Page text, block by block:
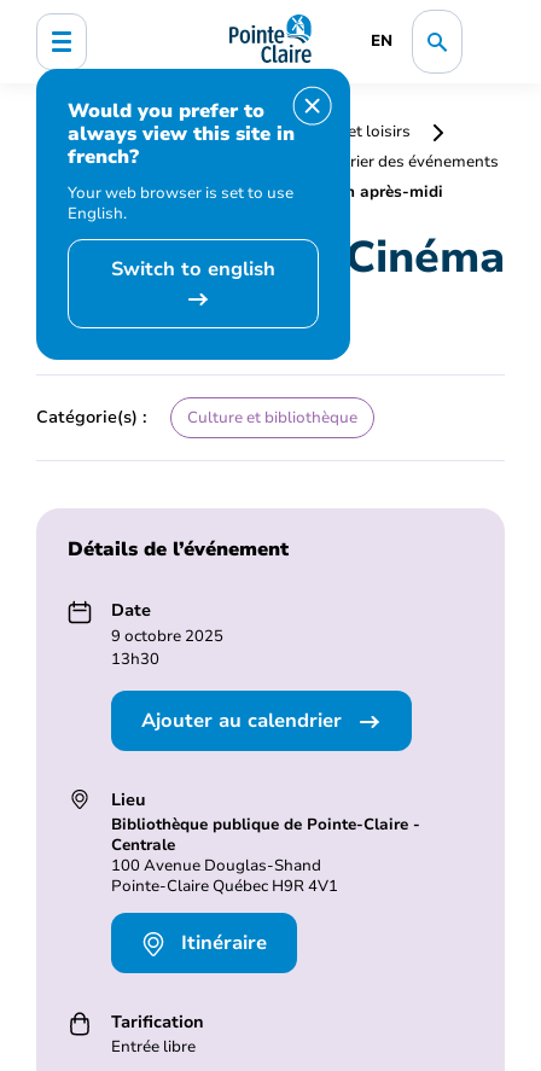
EN
Would you prefer to
always view this site in
french?
Your web browser is set to use
English.
Switch to english
Accueil
Bibliothèque, culture, sports et loisirs
Programmation et inscription
Calendrier des événements
et activités
Club cinéma – Cinéma en après-midi
Club cinéma – Cinéma
en après-midi
Catégorie(s) : Culture et bibliothèque
Détails de l’événement
Date
9 octobre 2025
13h30
Ajouter au calendrier
Lieu
Bibliothèque publique de Pointe-Claire -
Centrale
100 Avenue Douglas-Shand
Pointe-Claire Québec H9R 4V1
Itinéraire
Tarification
Entrée libre